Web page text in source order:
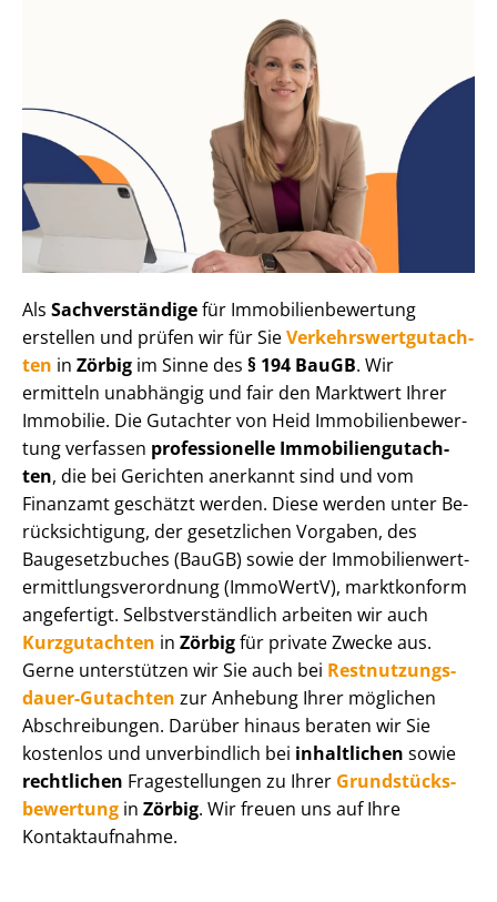
Als Sachverständigefür Im­mo­bi­li­en­be­wer­tung
erstellen und prüfen wir für SieVer­kehrs­wert­gut­ach­
ten in Zörbig im Sinne des § 194 BauGB. Wir
ermitteln unabhängig und fair den Marktwert Ihrer
Immobilie. Die Gutachter von Heid Im­mo­bi­li­en­be­wer­
tung verfassen professionelle Im­mo­bi­li­en­gut­ach­
ten, die bei Gerichten anerkannt sind und vom
Finanzamt geschätzt werden. Diese werden unter Be­
rück­sich­ti­gung, der gesetzlichen Vorgaben, des
Baugesetzbuches (BauGB) sowie der Im­mo­bi­li­en­wert­
ermitt­lungs­ver­ord­nung (ImmoWertV), marktkonform
angefertigt. Selbst­ver­ständ­lich arbeiten wir auch
Kurzgutachten in Zörbigfür private Zwecke aus.
Gerne unterstützen wir Sie auch bei Rest­nut­zungs­
dau­er-Gutachten zur Anhebung Ihrer möglichen
Abschreibungen. Darüber hinaus beraten wir Sie
kostenlos und unverbindlich bei inhaltlichen sowie
rechtlichen Fragestellungen zu Ihrer Grund­stücks­
be­wer­tung in Zörbig. Wir freuen uns auf Ihre
Kontaktaufnahme.